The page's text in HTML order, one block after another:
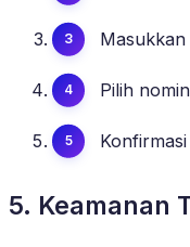
Pilih
5. Keamanan